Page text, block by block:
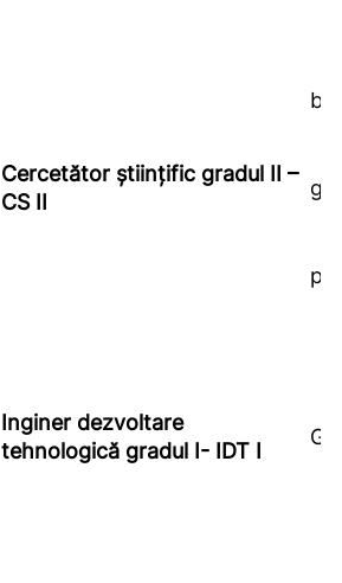
Cercetător ştiinţific gradul II –
CS II
Inginer dezvoltare
tehnologică gradul I- IDT I